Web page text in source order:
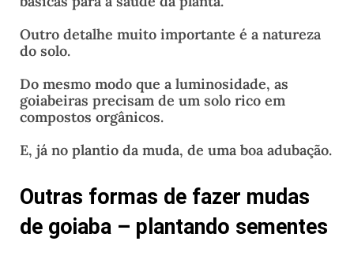
Outro detalhe muito importante é a natureza
do solo.
Do mesmo modo que a luminosidade, as
goiabeiras precisam de um solo rico em
compostos orgânicos.
E, já no plantio da muda, de uma boa adubação.
Outras formas de fazer mudas
de goiaba – plantando sementes